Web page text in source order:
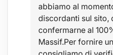
Protezione
Il vantaggio di queste vasche è
seconda del tipo di veicolo),
bagagli dallo sversamento o
olio), sporco, polvere, neve ecc.
abbiamo al
discordanti sul sito,
confermarne al
Massif.Per fornire